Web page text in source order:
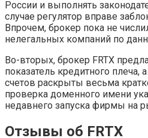
России и выполнять
случае регулятор вправе
Впрочем, брокер пока не
нелегальных компаний по
Во-вторых, брокер FRTX
показатель кредитного плеча,
счетов раскрыты весьма
проверка доменного имени
недавнего запуска фирмы на
Отзывы об FRTX